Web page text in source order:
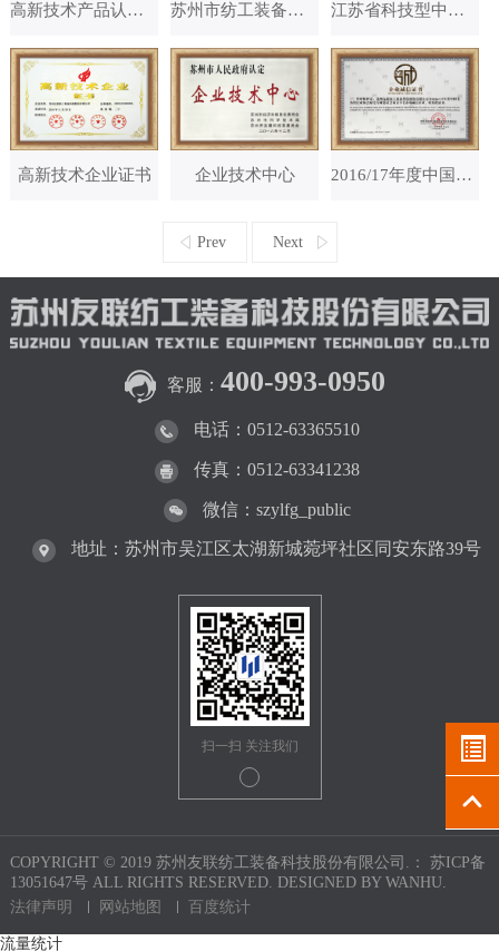
高新技术产品认定证书 苏州市纺工装备智能控制工程技术研究中心 江苏省科技型中小企业证书
高新技术企业证书 企业技术中心 2016/17年度中国毛纺织行业协会原毛委员会诚信企业
Prev Next
客服： 400-993-0950
电话：0512-63365510
传真：0512-63341238
微信：szylfg_public
地址：苏州市吴江区太湖新城菀坪社区同安东路39号
扫一扫 关注我们
COPYRIGHT © 2019 苏州友联纺工装备科技股份有限公司.：
苏ICP备
13051647号ALL RIGHTS RESERVED. DESIGNED BY WANHU.
法律声明
网站地图 百度统计
流量统计